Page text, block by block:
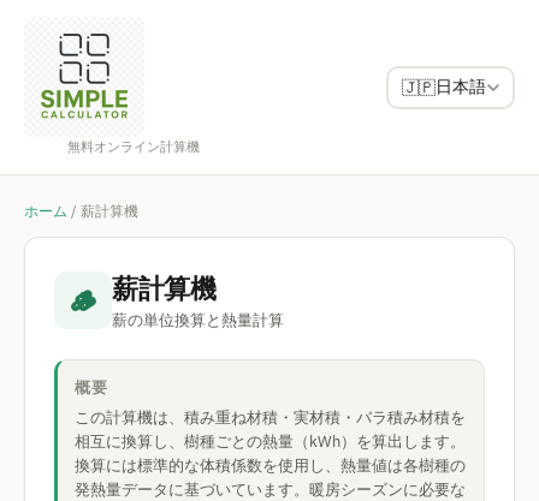
無料オンライン計算機
🇯🇵日本語
ホーム / 薪計算機
🪵 薪計算機
薪の単位換算と熱量計算
概要
この計算機は、積み重ね材積・実材積・バラ積み材積を
相互に換算し、樹種ごとの熱量（kWh）を算出します。
換算には標準的な体積係数を使用し、熱量値は各樹種の
発熱量データに基づいています。暖房シーズンに必要な